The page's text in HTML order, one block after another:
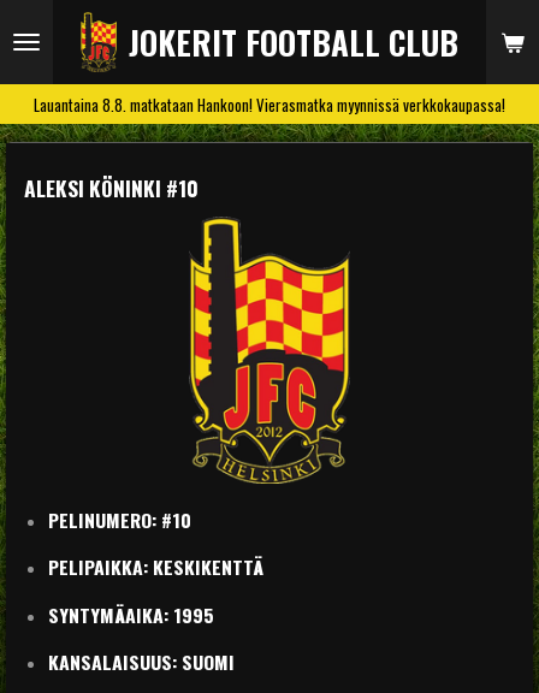
pääsisältöön
JOKERIT FOOTBALL CLUB
Lauantaina 8.8. matkataan Hankoon! Vierasmatka myynnissä verkkokaupassa!
ALEKSI KÖNINKI #10
PELINUMERO: #10
PELIPAIKKA: KESKIKENTTÄ
SYNTYMÄAIKA: 1995
KANSALAISUUS: SUOMI